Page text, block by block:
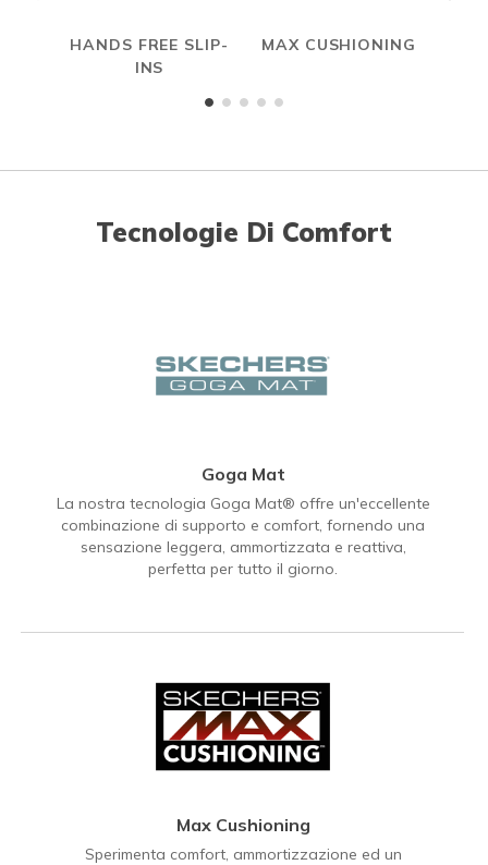
HANDS FREE SLIP-
INS
MAX CUSHIONING
Tecnologie Di Comfort
Goga Mat
La nostra tecnologia Goga Mat® offre un'eccellente
combinazione di supporto e comfort, fornendo una
sensazione leggera, ammortizzata e reattiva,
perfetta per tutto il giorno.
Max Cushioning
Sperimenta comfort, ammortizzazione ed un